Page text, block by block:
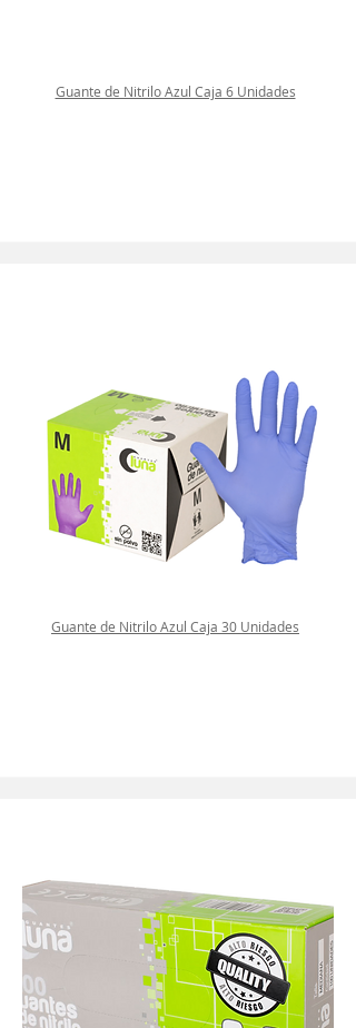
Guante de Nitrilo Azul Caja 6 Unidades
Guante de Nitrilo Azul Caja 30 Unidades